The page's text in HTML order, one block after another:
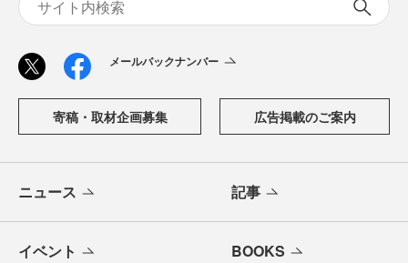
メールバックナンバー
寄稿・取材企画募集 広告掲載のご案内
ニュース 記事
イベント BOOKS